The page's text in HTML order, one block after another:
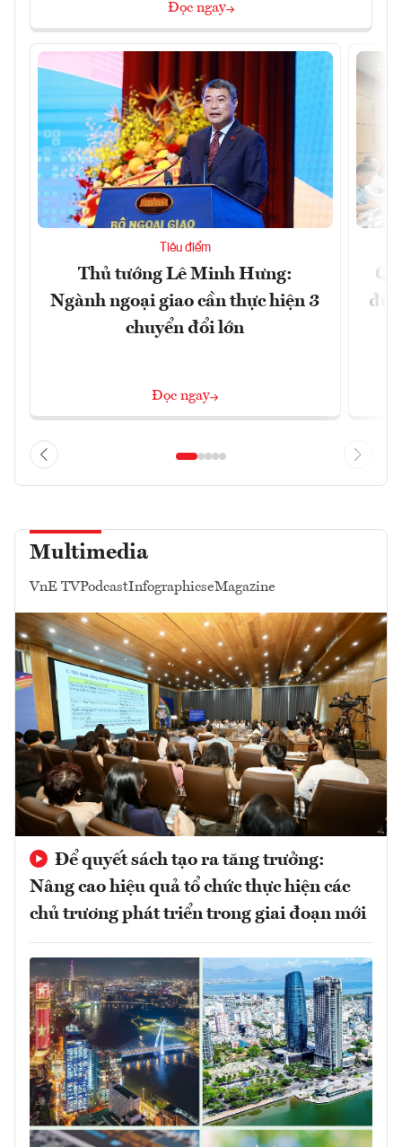
Đọc ngay
Tiêu điểm
Thủ tướng Lê Minh Hưng:
Ngành ngoại giao cần thực hiện 3
chuyển đổi lớn
Đọc ngay
đủ
Multimedia
VnE TVPodcastInfographicseMagazine
Để quyết sách tạo ra tăng trưởng:
Nâng cao hiệu quả tổ chức thực hiện các
chủ trương phát triển trong giai đoạn mới